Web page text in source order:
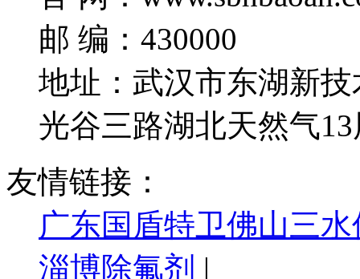
邮 编：430000
地址：武汉市东湖新
光谷三路湖北天然气13
友情链接：
广东国盾特卫佛山三
淄博除氟剂 |